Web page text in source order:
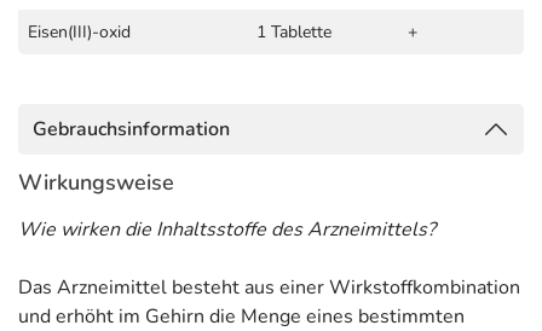
Eisen(III)-oxid 1 Tablette +
Gebrauchsinformation
Wirkungsweise
Wie wirken die Inhaltsstoffe des Arzneimittels?
Das Arzneimittel besteht aus einer Wirkstoffkombination
und erhöht im Gehirn die Menge eines bestimmten